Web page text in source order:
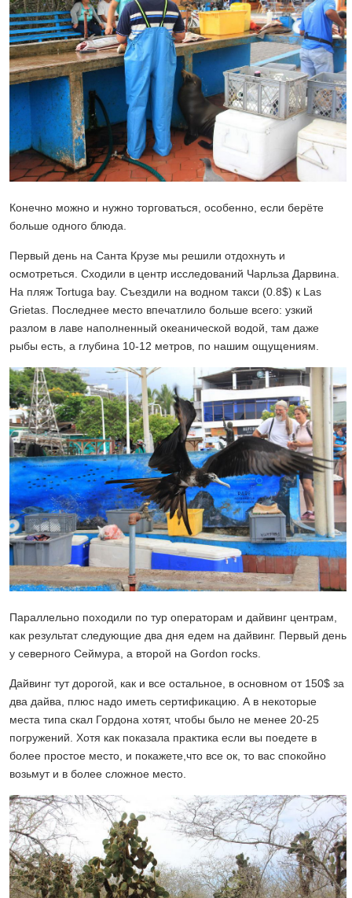
Конечно можно и нужно торговаться, особенно, если берёте
больше одного блюда.
Первый день на Санта Крузе мы решили отдохнуть и
осмотреться. Сходили в центр исследований Чарльза Дарвина.
На пляж Tortuga bay. Съездили на водном такси (0.8$) к Las
Grietas. Последнее место впечатлило больше всего: узкий
разлом в лаве наполненный океанической водой, там даже
рыбы есть, а глубина 10-12 метров, по нашим ощущениям.
Параллельно походили по тур операторам и дайвинг центрам,
как результат следующие два дня едем на дайвинг. Первый день
у северного Сеймура, а второй на Gordon rocks.
Дайвинг тут дорогой, как и все остальное, в основном от 150$ за
два дайва, плюс надо иметь сертификацию. А в некоторые
места типа скал Гордона хотят, чтобы было не менее 20-25
погружений. Хотя как показала практика если вы поедете в
более простое место, и покажете,что все ок, то вас спокойно
возьмут и в более сложное место.